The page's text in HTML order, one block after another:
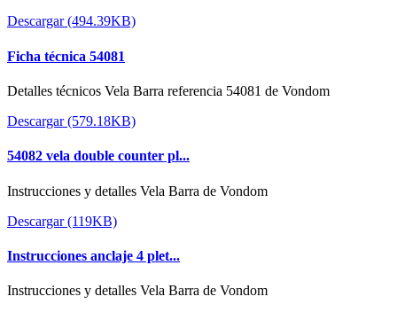
Descargar (494.39KB)
Ficha técnica 54081
Detalles técnicos Vela Barra referencia 54081 de Vondom
Descargar (579.18KB)
54082 vela double counter pl...
Instrucciones y detalles Vela Barra de Vondom
Descargar (119KB)
Instrucciones anclaje 4 plet...
Instrucciones y detalles Vela Barra de Vondom